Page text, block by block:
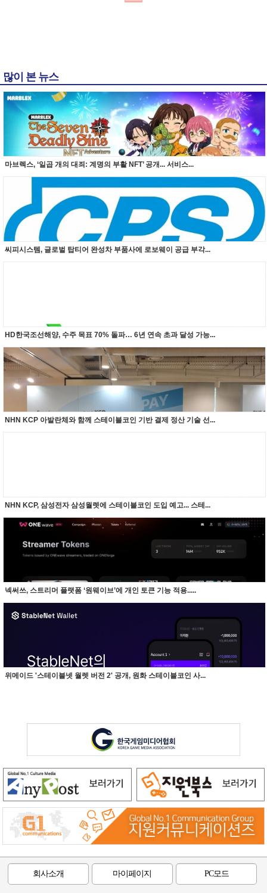
많이 본 뉴스
마브렉스, ‘일곱 개의 대죄: 계명의 부활 NFT’ 공개... 서비스...
씨피시스템, 글로벌 탑티어 완성차 부품사에 로보웨이 공급 부각...
HD한국조선해양, 수주 목표 70% 돌파… 6년 연속 초과 달성 가능...
NHN KCP 아발란체와 함께 스테이블코인 기반 결제 정산 기술 선...
NHN KCP, 삼성전자 삼성월렛에 스테이블코인 도입 예고... 스테...
넥써쓰, 스트리머 플랫폼 ‘원웨이브’에 개인 토큰 기능 적용.....
위메이드 '스테이블넷 월렛 버전 2' 공개, 원화 스테이블코인 사...
회사소개 마이페이지 PC모드